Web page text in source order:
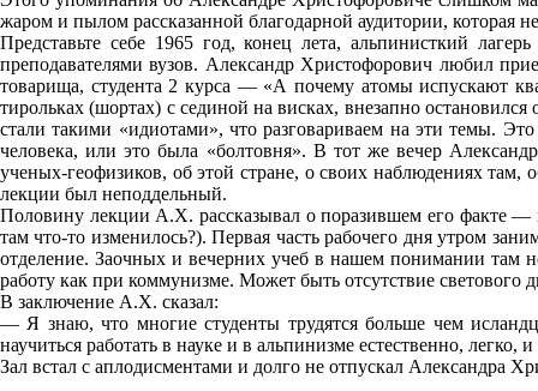
жаром и пылом рассказанной благодарной аудитории, которая
Представьте себе 1965 год, конец лета, альпинисткий
преподавателями вузов. Александр Христофорович любил
товарища, студента 2 курса — «А почему атомы испускают
тирольках (шортах) с сединой на висках, внезапно
стали такими «идиотами», что разговариваем на эти темы.
человека, или это была «болтовня». В тот же вечер
ученых-геофизиков, об этой стране, о своих наблюдениях
лекции был неподдельный.
Половину лекции А.Х. рассказывал о поразившем его факте —
там что-то изменилось?). Первая часть рабочего дня утром
отделение. Заочных и вечерних учеб в нашем понимании там
работу как при коммунизме. Может быть отсутствие светового
В заключение А.Х. сказал:
— Я знаю, что многие студенты трудятся больше чем
научиться работать в науке и в альпинизме естественно,
Зал встал с аплодисментами и долго не отпускал Александра